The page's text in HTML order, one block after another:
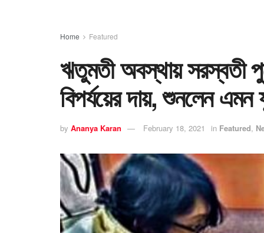
Home Featured
ঋতুমতী অবস্থায় সরস্বতী
বিপর্যয়ের দায়, শুনলেন
by Ananya Karan February 18, 2021 in Featured,